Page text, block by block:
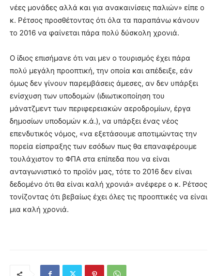
νέες μονάδες αλλά και για ανακαινίσεις παλιών» είπε ο
κ. Ρέτσος προσθέτοντας ότι όλα τα παραπάνω κάνουν
το 2016 να φαίνεται πάρα πολύ δύσκολη χρονιά.
Ο ίδιος επισήμανε ότι ναι μεν ο τουρισμός έχει πάρα
πολύ μεγάλη προοπτική, την οποία και απέδειξε, εάν
όμως δεν γίνουν παρεμβάσεις άμεσες, αν δεν υπάρξει
ενίσχυση των υποδομών (ιδιωτικοποίηση του
μάνατζμεντ των περιφερειακών αεροδρομίων, έργα
δημοσίων υποδομών κ.ά.), να υπάρξει ένας νέος
επενδυτικός νόμος, «να εξετάσουμε αποτιμώντας την
πορεία είσπραξης των εσόδων πως θα επαναφέρουμε
τουλάχιστον το ΦΠΑ στα επίπεδα που να είναι
ανταγωνιστικό το προϊόν μας, τότε το 2016 δεν είναι
δεδομένο ότι θα είναι καλή χρονιά» ανέφερε ο κ. Ρέτσος
τονίζοντας ότι βεβαίως έχει όλες τις προοπτικές να είναι
μια καλή χρονιά.